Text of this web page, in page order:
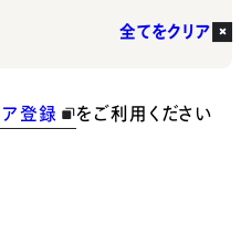
全てをクリア
ア登録 をご利用ください